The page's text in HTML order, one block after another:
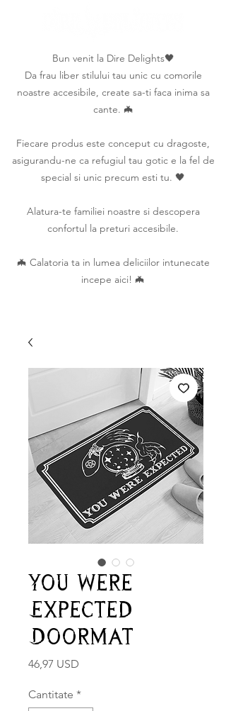
Bun venit la Dire Delights🖤
Da frau liber stilului tau unic cu comorile
noastre accesibile, create sa-ti faca inima sa
cante. 🦇
Fiecare produs este conceput cu dragoste,
asigurandu-ne ca refugiul tau gotic e la fel de
special si unic precum esti tu. 🖤
Alatura-te familiei noastre si descopera
confortul la preturi accesibile.
🦇 Calatoria ta in lumea deliciilor intunecate
incepe aici! 🦇
You Were
Expected
Doormat
46,97 USD
Cantitate *